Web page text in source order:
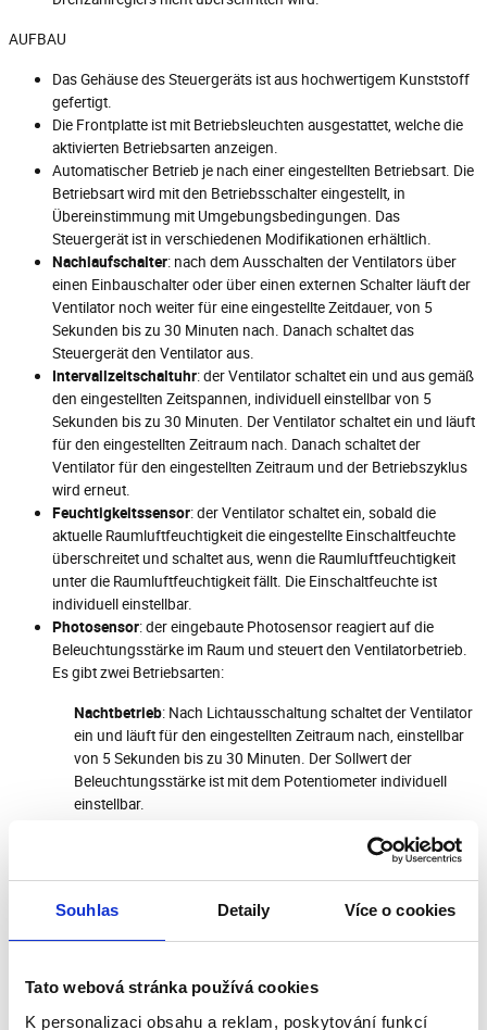
Souhlas Detaily Více o cookies
Tato webová stránka používá cookies
K personalizaci obsahu a reklam, poskytování funkcí
AUFBAU
Das Gehäuse des Steuergeräts ist aus hochwertigem Kunststoff
gefertigt.
Die Frontplatte ist mit Betriebsleuchten ausgestattet, welche die
aktivierten Betriebsarten anzeigen.
Automatischer Betrieb je nach einer eingestellten Betriebsart. Die
Betriebsart wird mit den Betriebsschalter eingestellt, in
Übereinstimmung mit Umgebungsbedingungen. Das
Steuergerät ist in verschiedenen Modifikationen erhältlich.
Nachlaufschalter: nach dem Ausschalten der Ventilators über
einen Einbauschalter oder über einen externen Schalter läuft der
Ventilator noch weiter für eine eingestellte Zeitdauer, von 5
Sekunden bis zu 30 Minuten nach. Danach schaltet das
Steuergerät den Ventilator aus.
Intervallzeitschaltuhr: der Ventilator schaltet ein und aus gemäß
den eingestellten Zeitspannen, individuell einstellbar von 5
Sekunden bis zu 30 Minuten. Der Ventilator schaltet ein und läuft
für den eingestellten Zeitraum nach. Danach schaltet der
Ventilator für den eingestellten Zeitraum und der Betriebszyklus
wird erneut.
Feuchtigkeitssensor: der Ventilator schaltet ein, sobald die
aktuelle Raumluftfeuchtigkeit die eingestellte Einschaltfeuchte
überschreitet und schaltet aus, wenn die Raumluftfeuchtigkeit
unter die Raumluftfeuchtigkeit fällt. Die Einschaltfeuchte ist
individuell einstellbar.
Photosensor: der eingebaute Photosensor reagiert auf die
Beleuchtungsstärke im Raum und steuert den Ventilatorbetrieb.
Es gibt zwei Betriebsarten:
Nachtbetrieb: Nach Lichtausschaltung schaltet der Ventilator
ein und läuft für den eingestellten Zeitraum nach, einstellbar
von 5 Sekunden bis zu 30 Minuten. Der Sollwert der
Beleuchtungsstärke ist mit dem Potentiometer individuell
einstellbar.
: Nach Lichteinschaltung schaltet der Ventilator
ein. Nach Lichtausschaltung läuft der Ventilator für den
30 Minuten. Wenn die Beleuchtung über 60 Minuten
eingeschaltet ist, schaltet der Ventilator aus. Der Sollwert der
einstellbar.
Eingebauter Bewegungssensor: Wenn eine Bewegung in einem